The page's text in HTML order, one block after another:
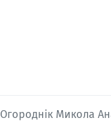
Огороднік Микола